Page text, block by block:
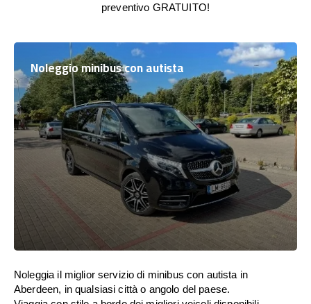
preventivo GRATUITO!
Noleggio minibus con autista
Noleggia il miglior servizio di minibus con autista in
Aberdeen, in qualsiasi città o angolo del paese.